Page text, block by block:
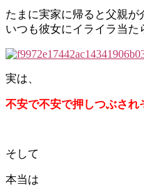
たまに実家に帰ると父親が
いつも彼女にイライラ当た
実は、
不安で不安で押しつぶされ
そして
本当は